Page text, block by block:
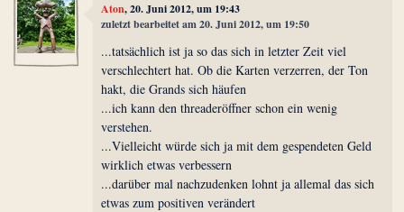
Aton, 20. Juni 2012, um 19:43
zuletzt bearbeitet am 20. Juni 2012, um 19:50
...tatsächlich ist ja so das sich in letzter Zeit viel
verschlechtert hat. Ob die Karten verzerren, der Ton
hakt, die Grands sich häufen
...ich kann den threaderöffner schon ein wenig
verstehen.
...Vielleicht würde sich ja mit dem gespendeten Geld
wirklich etwas verbessern
...darüber mal nachzudenken lohnt ja allemal das sich
etwas zum positiven verändert